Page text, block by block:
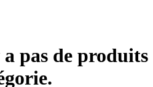
pas de produits